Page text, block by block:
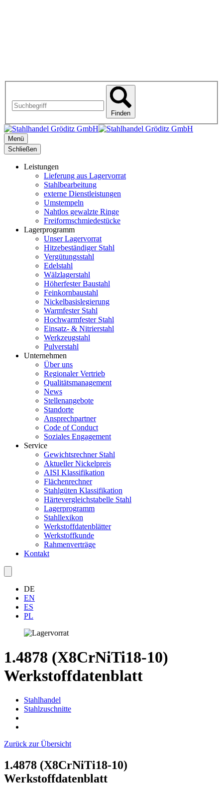
Finden
Menü
Schließen
Leistungen
Lieferung aus Lagervorrat
Stahlbearbeitung
externe Dienstleistungen
Umstempeln
Nahtlos gewalzte Ringe
Freiformschmiedestücke
Lagerprogramm
Unser Lagervorrat
Hitzebeständiger Stahl
Vergütungsstahl
Edelstahl
Wälzlagerstahl
Höherfester Baustahl
Feinkornbaustahl
Nickelbasislegierung
Warmfester Stahl
Hochwarmfester Stahl
Einsatz- & Nitrierstahl
Werkzeugstahl
Pulverstahl
Unternehmen
Über uns
Regionaler Vertrieb
Qualitätsmanagement
News
Stellenangebote
Standorte
Ansprechpartner
Code of Conduct
Soziales Engagement
Service
Gewichtsrechner Stahl
Aktueller Nickelpreis
AISI Klassifikation
Flächenrechner
Stahlgüten Klassifikation
Härtevergleichstabelle Stahl
Lagerprogramm
Stahllexikon
Werkstoffdatenblätter
Werkstoffkunde
Rahmenverträge
Kontakt
DE
EN
ES
PL
1.4878 (X8CrNiTi18-10)
Werkstoffdatenblatt
Stahlhandel
Stahlzuschnitte
Zurück zur Übersicht
1.4878 (X8CrNiTi18-10)
Werkstoffdatenblatt